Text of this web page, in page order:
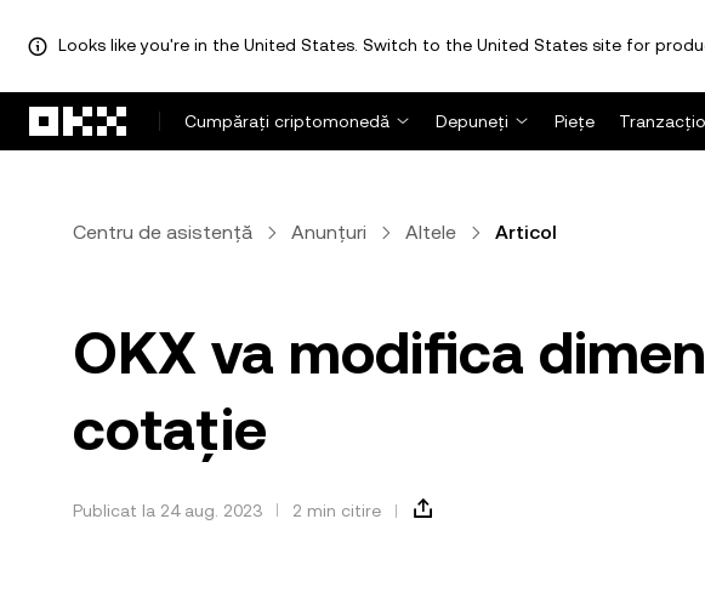
Looks like you're in the United States. Switch to the United States site for
Cumpărați criptomonedă
Depuneți Piețe
Centru de asistență Anunțuri Altele Articol
OKX va modifica
cotație
Publicat la 24 aug. 2023 2 min citire